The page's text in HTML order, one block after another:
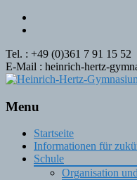
Tel. : +49 (0)361 7 91 15 52
E-Mail : heinrich-hertz-
Menu
Skip
content
Startseite
Informationen für
Schule
Organisation